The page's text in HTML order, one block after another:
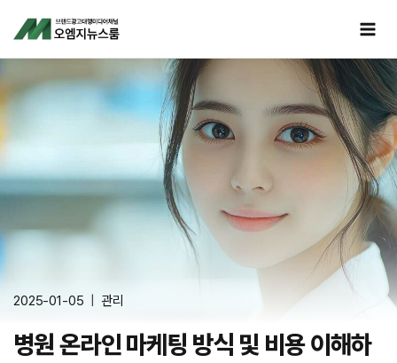
content
2025-01-05 관리
병원 온라인 마케팅 방식 및 비용 이해하